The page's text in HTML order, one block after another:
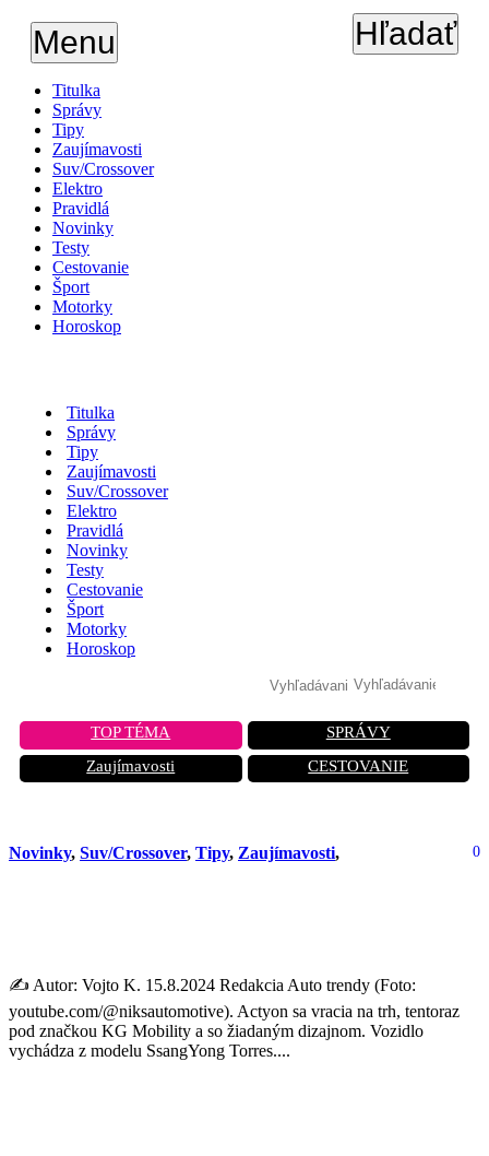
Menu Hľadať
Titulka
Správy
Tipy
Zaujímavosti
Suv/Crossover
Elektro
Pravidlá
Novinky
Testy
Cestovanie
Šport
Motorky
Horoskop
Titulka
Správy
Tipy
Zaujímavosti
Suv/Crossover
Elektro
Pravidlá
Novinky
Testy
Cestovanie
Šport
Motorky
Horoskop
TOP TÉMA
SPRÁVY
Zaujímavosti
CESTOVANIE
Novinky, Suv/Crossover, Tipy, Zaujímavosti, 0
✍️ Autor: Vojto K. 15.8.2024 Redakcia Auto trendy (Foto:
youtube.com/@niksautomotive). Actyon sa vracia na trh, tentoraz
pod značkou KG Mobility a so žiadaným dizajnom. Vozidlo
vychádza z modelu SsangYong Torres....